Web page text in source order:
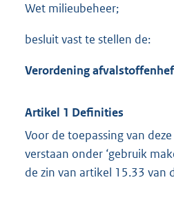
Wet milieubeheer;
besluit vast te stellen de:
Verordening
Artikel 1 Definities
Voor de toepassing van
verstaan onder ‘gebruik
de zin van artikel 15.33 van